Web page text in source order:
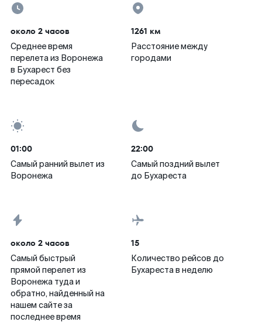
около 2 часов
Среднее время
перелета из Воронежа
в Бухарест без
пересадок
1261 км
Расстояние между
городами
01:00
Самый ранний вылет из
Воронежа
22:00
Самый поздний вылет
до Бухареста
около 2 часов
Самый быстрый
прямой перелет из
Воронежа туда и
обратно, найденный на
нашем сайте за
последнее время
15
Количество рейсов до
Бухареста в неделю